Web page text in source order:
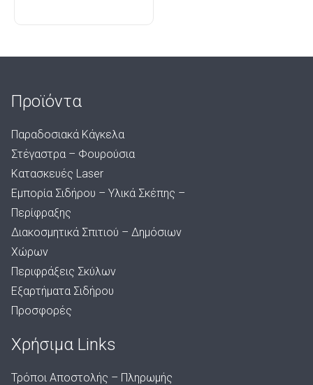
Προϊόντα
Παραδοσιακά Κάγκελα
Στέγαστρα – Φουρούσια
Κατασκευές Laser
Εμπορία Σιδήρου – Υλικά Σκέπης –
Περίφραξης
Διακοσμητικά Σπιτιού – Δημόσιων
Χώρων
Περιφράξεις Σκύλων
Εξαρτήματα Σιδήρου
Προσφορές
Χρήσιμα Links
Τρόποι Αποστολής – Πληρωμής